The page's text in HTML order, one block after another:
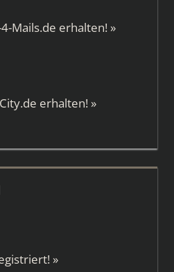
Mails.de erhalten! »
erhalten! »
»